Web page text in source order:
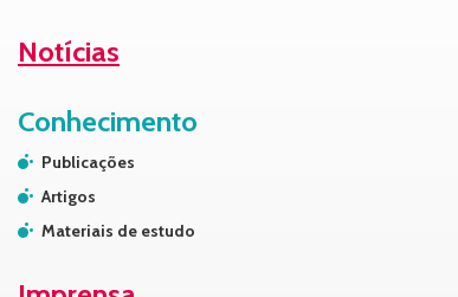
Notícias
Conhecimento
Publicações
Artigos
Materiais de estudo